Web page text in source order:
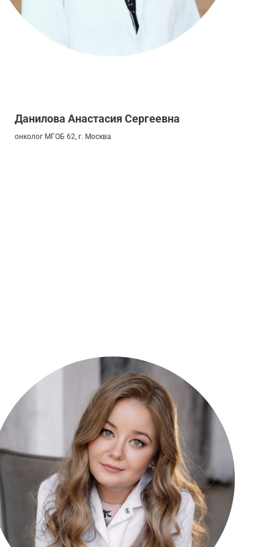
Данилова Анастасия Сергеевна
онколог МГОБ 62, г. Москва